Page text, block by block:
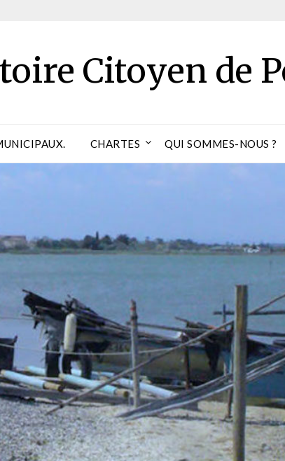
Citoyen de
CHARTES QUI SOMMES-NOUS ?